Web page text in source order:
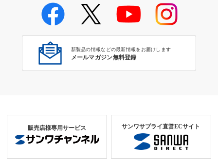
新製品の情報などの最新情報をお届けします
メールマガジン無料登録
販売店様専用サービス サンワサプライ直営ECサイト